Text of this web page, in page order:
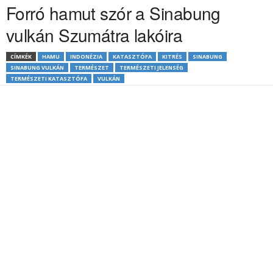
Forró hamut szór a Sinabung
vulkán Szumátra lakóira
CÍMKÉK HAMU INDONÉZIA KATASZTÓFA KITRÉS
SINABUNG
SINABUNG VULKÁN
TERMÉSZET
TERMÉSZETI JELENSÉG
TERMÉSZETI KATASZTÓFA
VULKÁN